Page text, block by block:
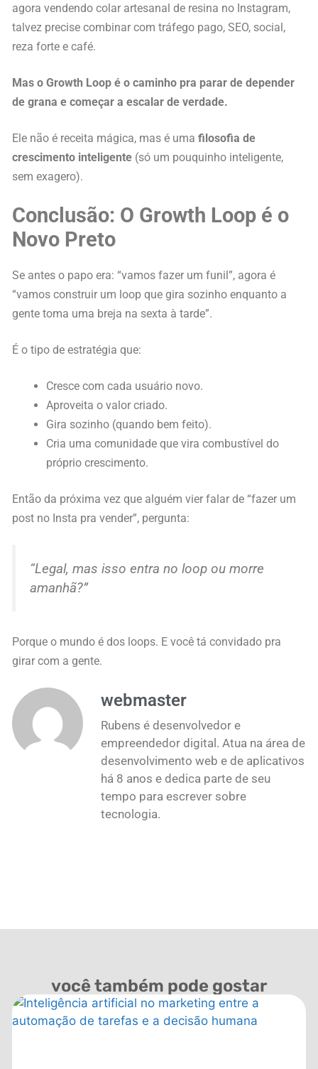
agora vendendo colar artesanal de resina no Instagram,
talvez precise combinar com tráfego pago, SEO, social,
reza forte e café.
Mas o Growth Loop é o caminho pra parar de depender
de grana e começar a escalar de verdade.
Ele não é receita mágica, mas é uma filosofia de
crescimento inteligente (só um pouquinho inteligente,
sem exagero).
Conclusão: O Growth Loop é o
Novo Preto
Se antes o papo era: “vamos fazer um funil”, agora é
“vamos construir um loop que gira sozinho enquanto a
gente toma uma breja na sexta à tarde”.
É o tipo de estratégia que:
Cresce com cada usuário novo.
Aproveita o valor criado.
Gira sozinho (quando bem feito).
Cria uma comunidade que vira combustível do
próprio crescimento.
Então da próxima vez que alguém vier falar de “fazer um
post no Insta pra vender”, pergunta:
“Legal, mas isso entra no loop ou morre
amanhã?”
Porque o mundo é dos loops. E você tá convidado pra
girar com a gente.
webmaster
Rubens é desenvolvedor e
empreendedor digital. Atua na área de
desenvolvimento web e de aplicativos
há 8 anos e dedica parte de seu
tempo para escrever sobre
tecnologia.
você também pode gostar